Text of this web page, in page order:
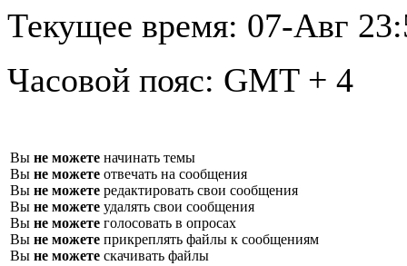
Текущее время: 07-Авг
Часовой пояс: GMT + 4
Вы не можете начинать темы
Вы не можете отвечать на сообщения
Вы не можете редактировать свои сообщения
Вы не можете удалять свои сообщения
Вы не можете голосовать в опросах
Вы не можете прикреплять файлы к сообщениям
Вы не можете скачивать файлы